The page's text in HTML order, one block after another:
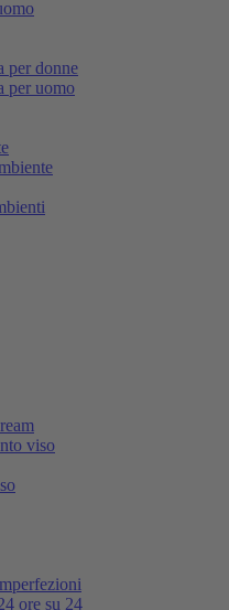
per donne
per uomo
viso
ore su 24